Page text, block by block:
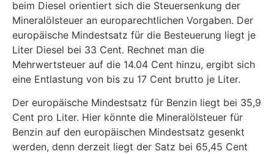
beim Diesel orientiert sich die Steuersenkung der
Mineralölsteuer an europarechtlichen Vorgaben. Der
europäische Mindestsatz für die Besteuerung liegt je
Liter Diesel bei 33 Cent. Rechnet man die
Mehrwertsteuer auf die 14.04 Cent hinzu, ergibt sich
eine Entlastung von bis zu 17 Cent brutto je Liter.
Der europäische Mindestsatz für Benzin liegt bei 35,9
Cent pro Liter. Hier könnte die Mineralölsteuer für
Benzin auf den europäischen Mindestsatz gesenkt
werden, denn derzeit liegt der Satz bei 65,45 Cent